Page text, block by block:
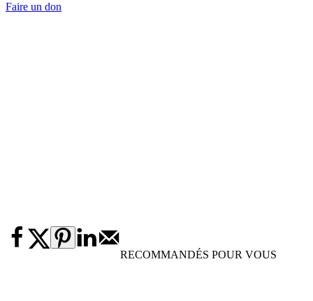
Faire un don
RECOMMANDÉS POUR VOUS